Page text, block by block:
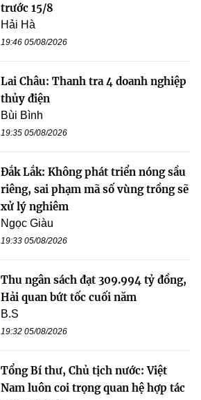
trước 15/8
Hải Hà
19:46 05/08/2026
Lai Châu: Thanh tra 4 doanh nghiệp
thủy điện
Bùi Bình
19:35 05/08/2026
Đắk Lắk: Không phát triển nóng sầu
riêng, sai phạm mã số vùng trồng sẽ
xử lý nghiêm
Ngọc Giàu
19:33 05/08/2026
Thu ngân sách đạt 309.994 tỷ đồng,
Hải quan bứt tốc cuối năm
B.S
19:32 05/08/2026
Tổng Bí thư, Chủ tịch nước: Việt
Nam luôn coi trọng quan hệ hợp tác